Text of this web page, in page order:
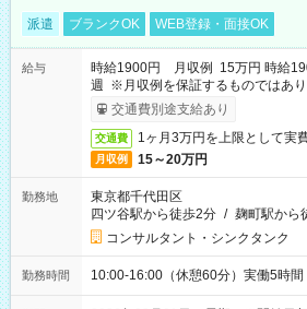
派遣 ブランクOK WEB登録・面接OK
給与
時給1900円 月収例 15万円 時給
週 ※月収例を保証するものではあ
ービス利用可（利用条件有）
交通費別途支給あり
交通費 1ヶ月3万円を上限として実
月収例 15～20万円
勤務地
東京都千代田区
四ツ谷駅から徒歩2分 / 麹町駅から
コンサルタント・シンクタンク
勤務時間 10:00-16:00（休憩60分）実働5時間